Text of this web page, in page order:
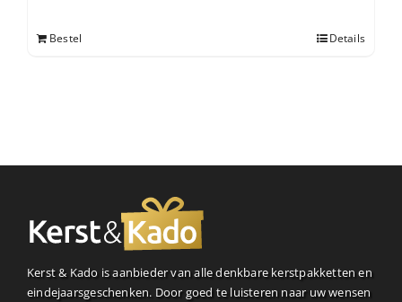
Bestel Details
Kerst & Kado is aanbieder van alle denkbare kerstpakketten en
eindejaarsgeschenken. Door goed te luisteren naar uw wensen